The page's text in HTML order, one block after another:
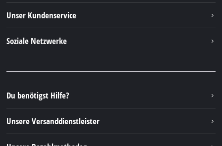
Nachhaltigkeit
Unser Kundenservice
FAQs
Rücksendungen / Widerruf
Verpackungsrichtlinien
Soziale Netzwerke
Instagram
TikTok
Pinterest
Linkedin
Du benötigst Hilfe?
Unsere Versanddienstleister